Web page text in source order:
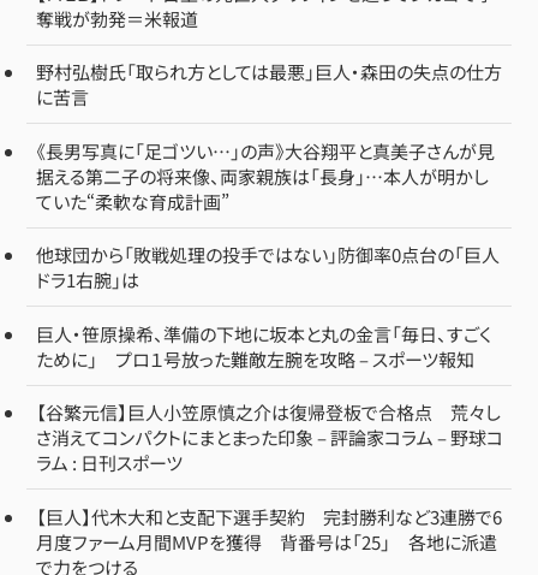
奪戦が勃発＝米報道
野村弘樹氏「取られ方としては最悪」巨人・森田の失点の仕方
に苦言
《長男写真に「足ゴツい…」の声》大谷翔平と真美子さんが見
据える第二子の将来像、両家親族は「長身」…本人が明かし
ていた“柔軟な育成計画”
他球団から「敗戦処理の投手ではない」防御率0点台の「巨人
ドラ1右腕」は
巨人・笹原操希、準備の下地に坂本と丸の金言「毎日、すごく
ために」 プロ１号放った難敵左腕を攻略 – スポーツ報知
【谷繁元信】巨人小笠原慎之介は復帰登板で合格点 荒々し
さ消えてコンパクトにまとまった印象 – 評論家コラム – 野球コ
ラム : 日刊スポーツ
【巨人】代木大和と支配下選手契約 完封勝利など3連勝で6
月度ファーム月間MVPを獲得 背番号は「25」 各地に派遣
で力をつける